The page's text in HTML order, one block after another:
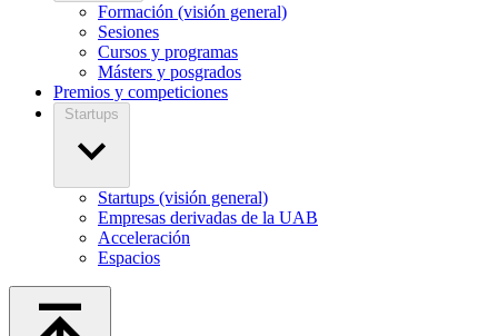
Formación (visión general)
Sesiones
Cursos y programas
Másters y posgrados
Premios y competiciones
Startups
Startups (visión general)
Empresas derivadas de la UAB
Acceleración
Espacios